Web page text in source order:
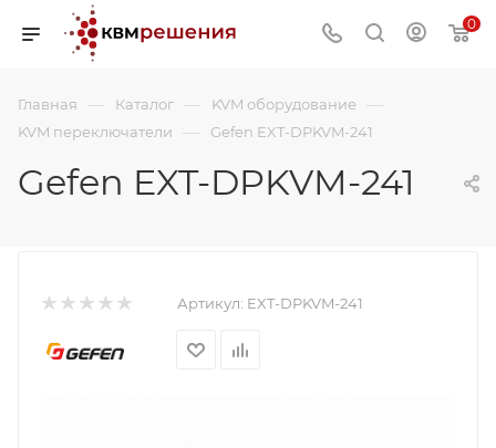
0
Главная — Каталог — KVM оборудование —
KVM переключатели — Gefen EXT-DPKVM-241
Gefen EXT-DPKVM-241
Артикул: EXT-DPKVM-241